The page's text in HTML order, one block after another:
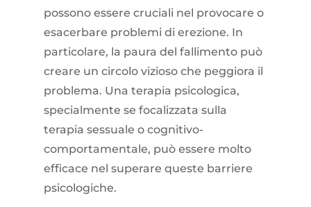
possono essere cruciali nel provocare o
esacerbare problemi di erezione. In
particolare, la paura del fallimento può
creare un circolo vizioso che peggiora il
problema. Una terapia psicologica,
specialmente se focalizzata sulla
terapia sessuale o cognitivo-
comportamentale, può essere molto
efficace nel superare queste barriere
psicologiche.